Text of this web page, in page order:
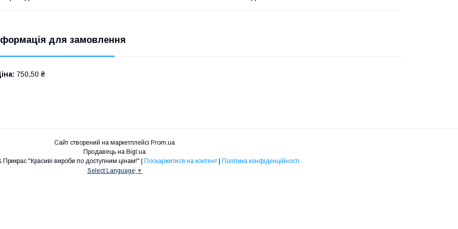
для замовлення
750,50 ₴
Сайт створений на маркетплейсі Prom.ua
Продавець на Bigl.ua
Інтернет-магазин ШУБ & Прикрас "Красиві вироби по доступним цінам!" | Поскаржитися на контент | Політика конфіденційності
Select Language ▼